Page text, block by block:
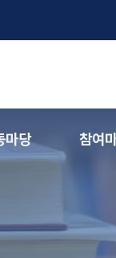
마당 참여